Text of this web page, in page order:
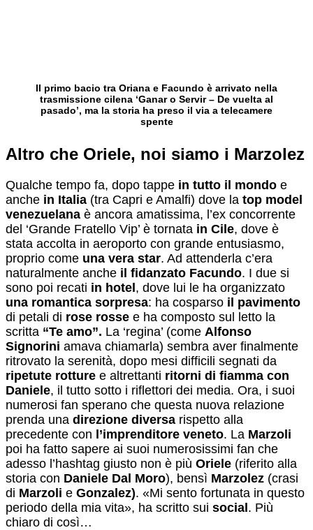
Il primo bacio tra Oriana e Facundo è arrivato nella
trasmissione cilena ‘Ganar o Servir – De vuelta al
pasado’, ma la storia ha preso il via a telecamere
spente
Altro che Oriele, noi siamo i Marzolez
Qualche tempo fa, dopo tappe in tutto il mondo e
anche in Italia (tra Capri e Amalfi) dove la top model
venezuelana è ancora amatissima, l’ex concorrente
del ‘Grande Fratello Vip’ è tornata in Cile, dove è
stata accolta in aeroporto con grande entusiasmo,
proprio come una vera star. Ad attenderla c’era
naturalmente anche il fidanzato Facundo. I due si
sono poi recati in hotel, dove lui le ha organizzato
una romantica sorpresa: ha cosparso il pavimento
di petali di rose rosse e ha composto sul letto la
scritta “Te amo”. La ‘regina’ (come Alfonso
Signorini amava chiamarla) sembra aver finalmente
ritrovato la serenità, dopo mesi difficili segnati da
ripetute rotture e altrettanti ritorni di fiamma con
Daniele, il tutto sotto i riflettori dei media. Ora, i suoi
numerosi fan sperano che questa nuova relazione
prenda una direzione diversa rispetto alla
precedente con l’imprenditore veneto. La Marzoli
poi ha fatto sapere ai suoi numerosissimi fan che
adesso l’hashtag giusto non è più Oriele (riferito alla
storia con Daniele Dal Moro), bensì Marzolez (crasi
di Marzoli e Gonzalez). «Mi sento fortunata in questo
periodo della mia vita», ha scritto sui social. Più
chiaro di così…